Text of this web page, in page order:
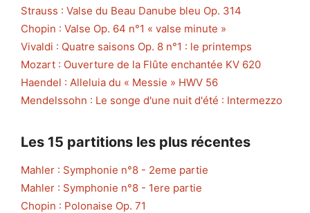
Strauss : Valse du Beau Danube bleu Op. 314
Chopin : Valse Op. 64 n°1 « valse minute »
Vivaldi : Quatre saisons Op. 8 n°1 : le printemps
Mozart : Ouverture de la Flûte enchantée KV 620
Haendel : Alleluia du « Messie » HWV 56
Mendelssohn : Le songe d'une nuit d'été : Intermezzo
Les 15 partitions les plus récentes
Mahler : Symphonie n°8 - 2eme partie
Mahler : Symphonie n°8 - 1ere partie
Chopin : Polonaise Op. 71